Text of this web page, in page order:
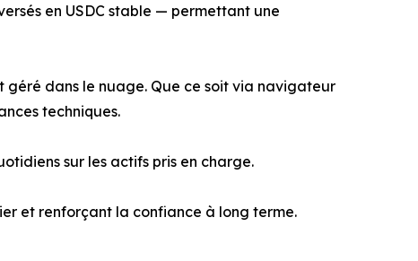
en USDC stable — permettant une
géré dans le nuage. Que ce soit via navigateur
techniques.
sur les actifs pris en charge.
et renforçant la confiance à long terme.